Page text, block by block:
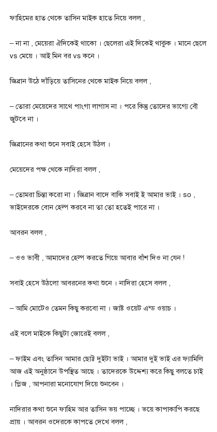
ফাহিমের হাত থেকে তাসিন মাইক হাতে নিয়ে বলল ,
– না না , মেয়েরা ঐদিকেই থাকো । ছেলেরা এই দিকেই থাকুক । মানে ছেলে
vs মেয়ে । আই মিন বর vs কনে ।
জিব্রান উঠে দাঁড়িয়ে তাসিনের থেকে মাইক নিয়ে বলল ,
– তোরা মেয়েদের সাথে পাংগা লাগাস না । পরে কিন্তু তোদের ভাগ্যে বৌ
জুটবে না ।
জিব্রানের কথা শুনে সবাই হেসে উঠল ।
মেয়েদের পক্ষ থেকে নাদিরা বলল ,
– তোমরা চিন্তা করো না । জিব্রান বাদে বাকি সবাই ই আমার ভাই । so ,
ভাইদেরকে বোন হেল্প করবে না তা তো হতেই পারে না ।
আবরন বলল ,
– ওও ভাবী , আমাদের হেল্প করতে গিয়ে আবার বাঁশ দিও না যেন !
সবাই হেসে উঠলো আবরনের কথা শুনে । নাদিরা হেসে বলল ,
– আমি মোটেও তেমন কিছু করবো না । জাষ্ট ওয়েট এন্ড ওয়াচ ।
এই বলে মাইকে কিছুটা জোরেই বলল ,
– ফাইম এবং তাসিন আমার ছোট্ট দুইটা ভাই । আমার দুই ভাই এর ফ্যামিলি
আজ এই অনুষ্ঠানে উপস্থিত আছে । তাদেরকে উদ্দেশ্য করে কিছু বলতে চাই
। প্লিজ , আপনারা মনোযোগ দিয়ে শুনবেন ।
নাদিরার কথা শুনে ফাহিম আর তাসিন ভয় পাচ্ছে । ভয়ে কাপাকাপি করছে
প্রায় । আবরন ওদেরকে কাপতে দেখে বলল ,